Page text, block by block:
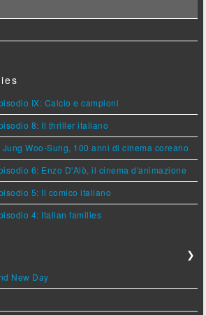
IX: Calcio e campioni
8: Il thriller italiano
Woo-Sung, 100 anni di cinema coreano
6: Enzo D'Alò, il cinema d'animazione
5: Il comico italiano
4: Italian families
❯
New Day